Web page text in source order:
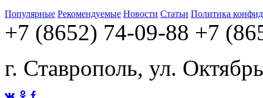
Популярные Рекомендуемые Новости Статьи Политика
+7 (8652) 74-09-88 +7
г. Ставрополь, ул.